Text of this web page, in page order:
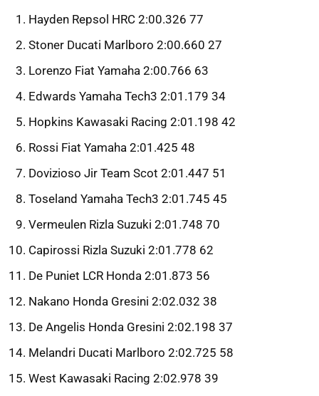
Hayden Repsol HRC 2:00.326 77
Stoner Ducati Marlboro 2:00.660 27
Lorenzo Fiat Yamaha 2:00.766 63
Edwards Yamaha Tech3 2:01.179 34
Hopkins Kawasaki Racing 2:01.198 42
Rossi Fiat Yamaha 2:01.425 48
Dovizioso Jir Team Scot 2:01.447 51
Toseland Yamaha Tech3 2:01.745 45
Vermeulen Rizla Suzuki 2:01.748 70
Capirossi Rizla Suzuki 2:01.778 62
De Puniet LCR Honda 2:01.873 56
Nakano Honda Gresini 2:02.032 38
De Angelis Honda Gresini 2:02.198 37
Melandri Ducati Marlboro 2:02.725 58
West Kawasaki Racing 2:02.978 39